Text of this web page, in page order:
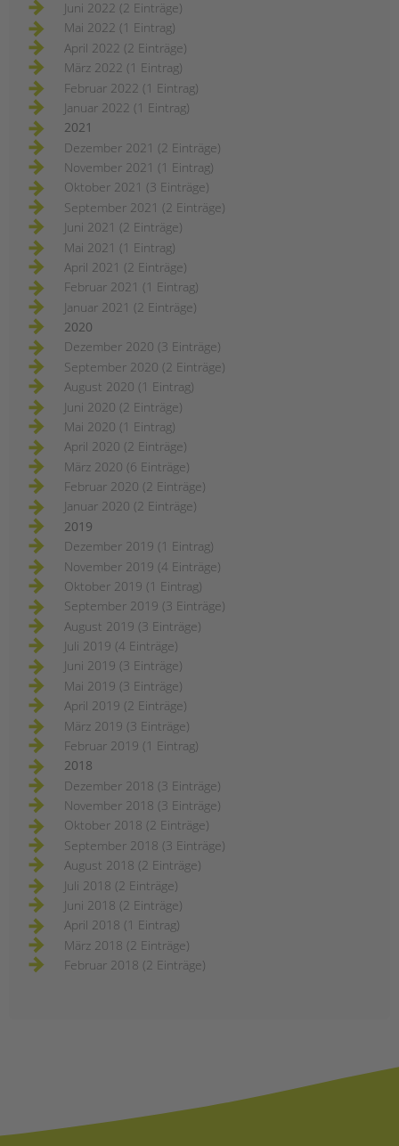
Juni 2022 (2 Einträge)
Mai 2022 (1 Eintrag)
April 2022 (2 Einträge)
März 2022 (1 Eintrag)
Februar 2022 (1 Eintrag)
Januar 2022 (1 Eintrag)
2021
Dezember 2021 (2 Einträge)
November 2021 (1 Eintrag)
Oktober 2021 (3 Einträge)
September 2021 (2 Einträge)
Juni 2021 (2 Einträge)
Mai 2021 (1 Eintrag)
April 2021 (2 Einträge)
Februar 2021 (1 Eintrag)
Januar 2021 (2 Einträge)
2020
Dezember 2020 (3 Einträge)
September 2020 (2 Einträge)
August 2020 (1 Eintrag)
Juni 2020 (2 Einträge)
Mai 2020 (1 Eintrag)
April 2020 (2 Einträge)
März 2020 (6 Einträge)
Februar 2020 (2 Einträge)
Januar 2020 (2 Einträge)
2019
Dezember 2019 (1 Eintrag)
November 2019 (4 Einträge)
Oktober 2019 (1 Eintrag)
September 2019 (3 Einträge)
August 2019 (3 Einträge)
Juli 2019 (4 Einträge)
Juni 2019 (3 Einträge)
Mai 2019 (3 Einträge)
April 2019 (2 Einträge)
März 2019 (3 Einträge)
Februar 2019 (1 Eintrag)
2018
Dezember 2018 (3 Einträge)
November 2018 (3 Einträge)
Oktober 2018 (2 Einträge)
September 2018 (3 Einträge)
August 2018 (2 Einträge)
Juli 2018 (2 Einträge)
Juni 2018 (2 Einträge)
April 2018 (1 Eintrag)
März 2018 (2 Einträge)
Februar 2018 (2 Einträge)